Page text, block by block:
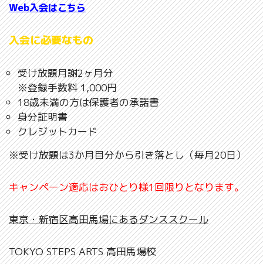
Web入会はこちら
入会に必要なもの
受け放題月謝2ヶ月分
※登録手数料 1,000円
18歳未満の方は保護者の承諾書
身分証明書
クレジットカード
※受け放題は3か月目分から引き落とし（毎月20日）
キャンペーン適応はおひとり様1回限りとなります。
東京・新宿区高田馬場にあるダンススクール
TOKYO STEPS ARTS 高田馬場校